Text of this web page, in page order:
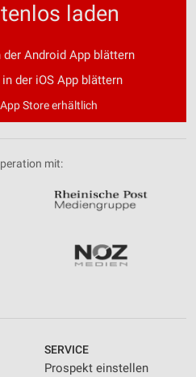
laden
Android App blättern
der iOS App blättern
Store erhältlich
mit:
SERVICE
Prospekt einstellen